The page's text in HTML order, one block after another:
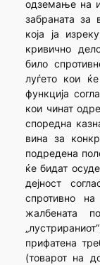
одземање на
забраната за
која ја
кривично
било
луѓето кои
функција
кои чинат
споредна
вина за
подредена
ќе бидат
дејност
спротивно
жалбената
прифатена
(товарот на